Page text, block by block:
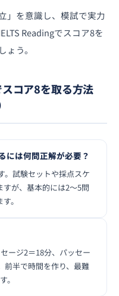
」を意識し、模試で実力
Readingでスコア8を
う。
コア8を取る方法
には何問正解が必要？
。試験セットや採点スケ
が、基本的には2〜5問
。
ージ2＝18分、パッセー
前半で時間を作り、最難
。